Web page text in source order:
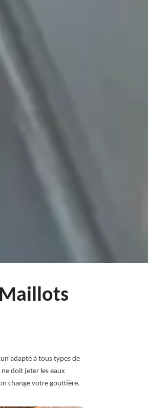
adapté à tous types de
doit jeter les eaux
change votre gouttière.